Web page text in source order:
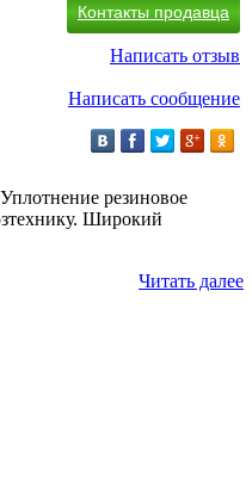
Контакты продавца
Написать отзыв
Написать сообщение
резиновое
Широкий
Читать далее